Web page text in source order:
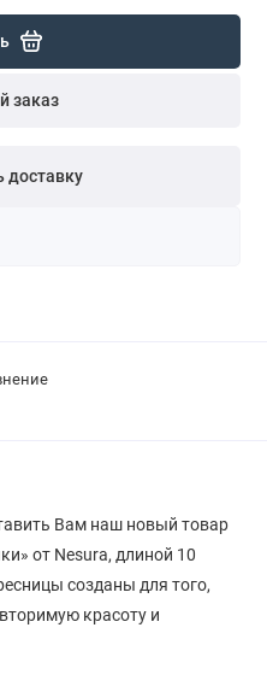
заказ
доставку
Вам наш новый товар
от Nesura, длиной 10
созданы для того,
красоту и